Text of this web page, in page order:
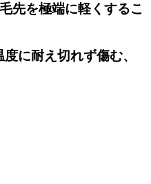
先を極端に軽くするこ
に耐え切れず傷む、